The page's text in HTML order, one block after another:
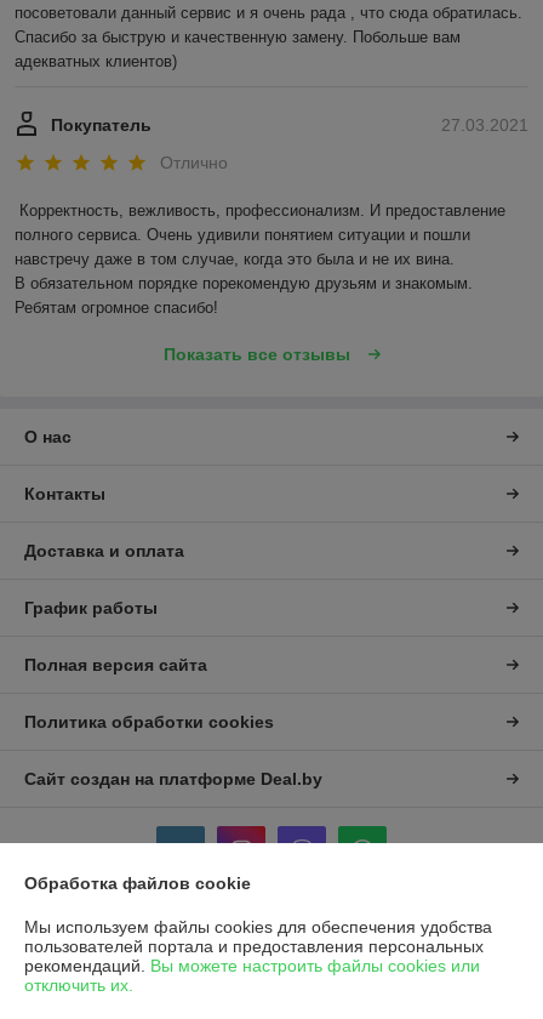
посоветовали данный сервис и я очень рада , что сюда обратилась.
Спасибо за быструю и качественную замену. Побольше вам
адекватных клиентов)
27.03.2021
Покупатель
Отлично
Корректность, вежливость, профессионализм. И предоставление
полного сервиса. Очень удивили понятием ситуации и пошли
навстречу даже в том случае, когда это была и не их вина.
В обязательном порядке порекомендую друзьям и знакомым.
Ребятам огромное спасибо!
Показать все отзывы
О нас
Контакты
Доставка и оплата
График работы
Полная версия сайта
Политика обработки cookies
Сайт создан на платформе Deal.by
Информация для покупателя
Индивидуальный предприниматель: ИП Филипущенко Егор
Викторович
Обработка файлов cookie
Мы используем файлы cookies для обеспечения удобства
пользователей портала и предоставления персональных
рекомендаций. Вы можете настроить файлы cookies или
отключить их.